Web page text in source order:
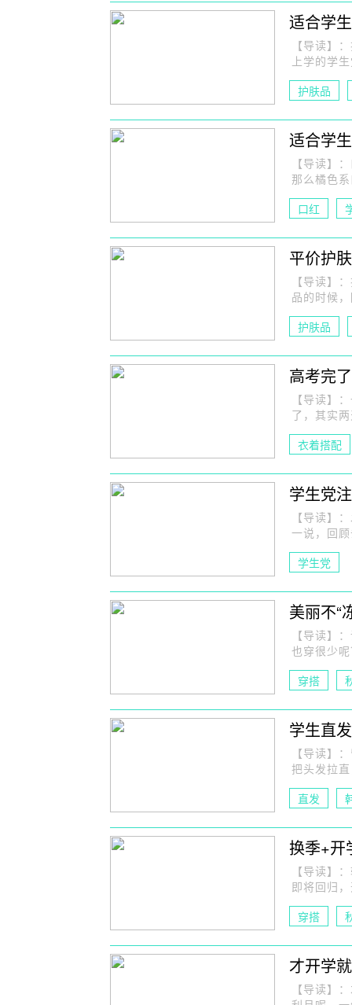
适合学
【导读】
上学的学
护肤品
适合学
【导读】
那么橘色
口红
平价护
【导读】
品的时候
护肤品
高考完
【导读】
了，其实
衣着搭配
学生党
【导读】
一说，回
学生党
美丽不“
【导读】
也穿很少
穿搭
学生直
【导读】
把头发拉
直发
换季+开
【导读】
即将回归
穿搭
才开学
【导读】